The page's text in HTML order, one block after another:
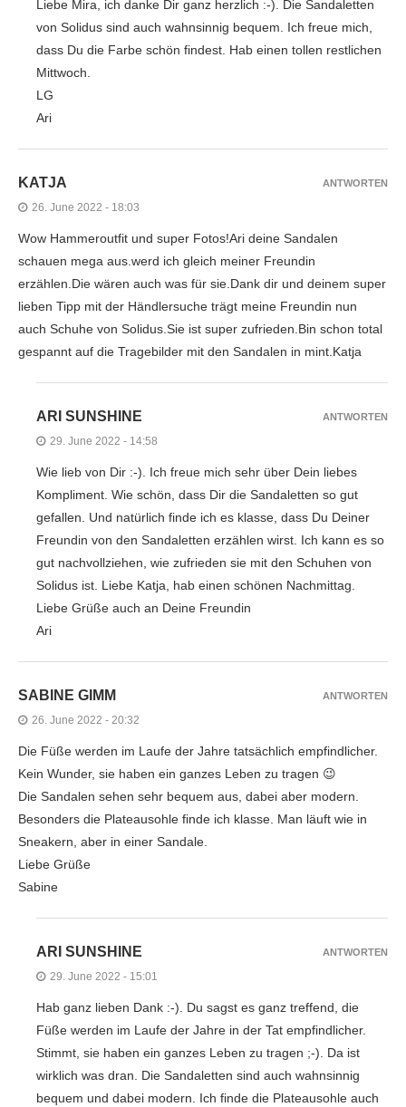
Liebe Mira, ich danke Dir ganz herzlich :-). Die Sandaletten
von Solidus sind auch wahnsinnig bequem. Ich freue mich,
dass Du die Farbe schön findest. Hab einen tollen restlichen
Mittwoch.
LG
Ari
KATJA
26. June 2022 - 18:03
Wow Hammeroutfit und super Fotos!Ari deine Sandalen
schauen mega aus.werd ich gleich meiner Freundin
erzählen.Die wären auch was für sie.Dank dir und deinem super
lieben Tipp mit der Händlersuche trägt meine Freundin nun
auch Schuhe von Solidus.Sie ist super zufrieden.Bin schon total
gespannt auf die Tragebilder mit den Sandalen in mint.Katja
ANTWORTEN
ARI SUNSHINE
29. June 2022 - 14:58
Wie lieb von Dir :-). Ich freue mich sehr über Dein liebes
Kompliment. Wie schön, dass Dir die Sandaletten so gut
gefallen. Und natürlich finde ich es klasse, dass Du Deiner
Freundin von den Sandaletten erzählen wirst. Ich kann es so
gut nachvollziehen, wie zufrieden sie mit den Schuhen von
Solidus ist. Liebe Katja, hab einen schönen Nachmittag.
Liebe Grüße auch an Deine Freundin
Ari
ANTWORTEN
SABINE GIMM
26. June 2022 - 20:32
Die Füße werden im Laufe der Jahre tatsächlich empfindlicher.
Kein Wunder, sie haben ein ganzes Leben zu tragen 😉
Die Sandalen sehen sehr bequem aus, dabei aber modern.
Besonders die Plateausohle finde ich klasse. Man läuft wie in
Sneakern, aber in einer Sandale.
Liebe Grüße
Sabine
ANTWORTEN
ARI SUNSHINE
29. June 2022 - 15:01
Hab ganz lieben Dank :-). Du sagst es ganz treffend, die
Füße werden im Laufe der Jahre in der Tat empfindlicher.
Stimmt, sie haben ein ganzes Leben zu tragen ;-). Da ist
wirklich was dran. Die Sandaletten sind auch wahnsinnig
bequem und dabei modern. Ich finde die Plateausohle auch
ANTWORTEN